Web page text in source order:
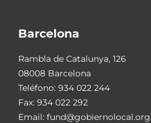
Barcelona
Rambla de Catalunya, 126
08008 Barcelona
Teléfono: 934 022 244
Fax: 934 022 292
Email: fund@gobiernolocal.org